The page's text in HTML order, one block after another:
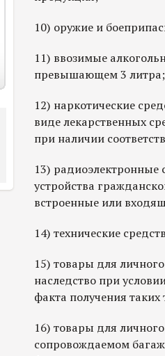
10) оружие и
11) ввозимые
превышающем 3 литра;
12) наркотические
виде лекарственных
при наличии
13) радиоэлектронные
устройства
встроенные или
14) технические
15) товары для
наследство при
факта получения таких
16) товары для
сопровождаемом